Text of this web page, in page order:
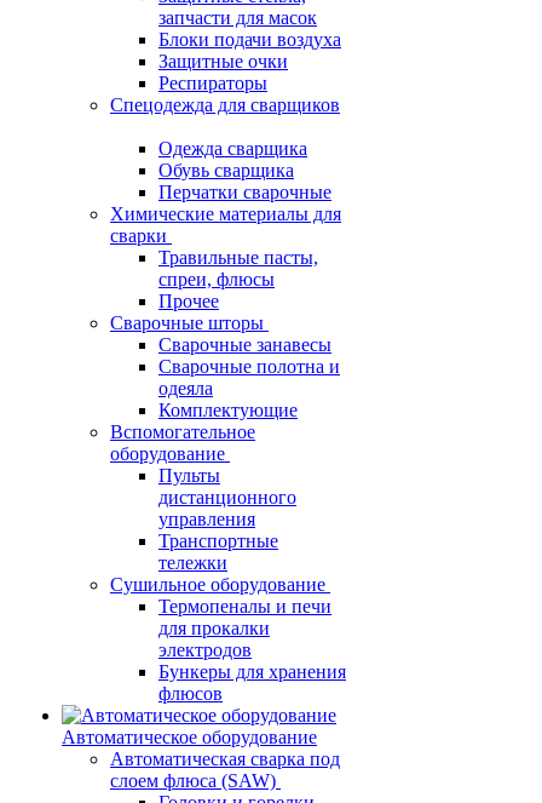
запчасти для масок
Блоки подачи воздуха
Защитные очки
Респираторы
Спецодежда для сварщиков
Одежда сварщика
Обувь сварщика
Перчатки сварочные
Химические материалы для
сварки
Травильные пасты,
спреи, флюсы
Прочее
Сварочные шторы
Сварочные занавесы
Сварочные полотна и
одеяла
Комплектующие
Вспомогательное
оборудование
Пульты
дистанционного
управления
Транспортные
тележки
Сушильное оборудование
Термопеналы и печи
для прокалки
электродов
Бункеры для хранения
флюсов
Автоматическое оборудование
Автоматическая сварка под
слоем флюса (SAW)